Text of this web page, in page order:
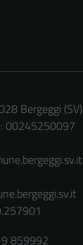
Bergeggi (SV)
00245250097
859992